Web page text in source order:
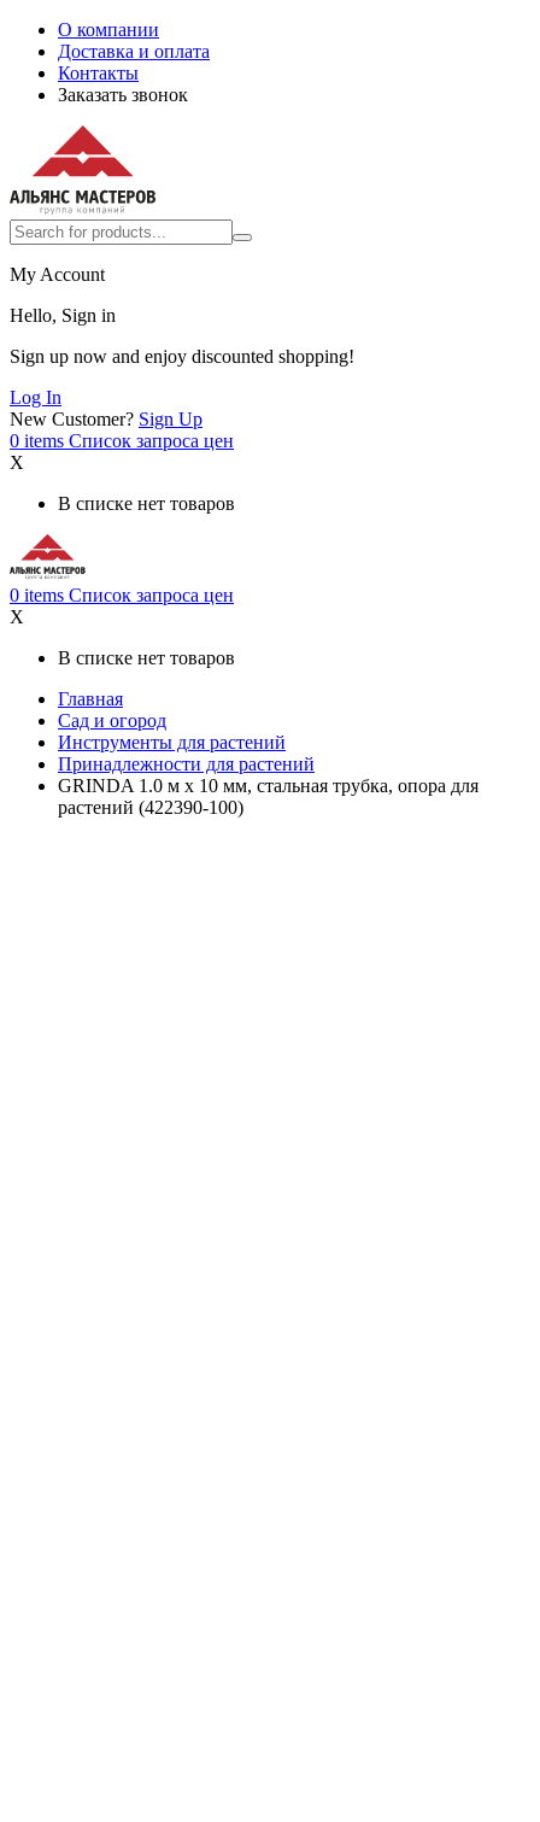
О компании
Доставка и оплата
Контакты
Заказать звонок
My Account
Hello, Sign in
Sign up now and enjoy discounted shopping!
Log In
New Customer? Sign Up
0 items Список запроса цен
X
В списке нет товаров
0 items Список запроса цен
X
В списке нет товаров
Главная
Сад и огород
Инструменты для растений
Принадлежности для растений
GRINDA 1.0 м х 10 мм, стальная трубка, опора для
растений (422390-100)